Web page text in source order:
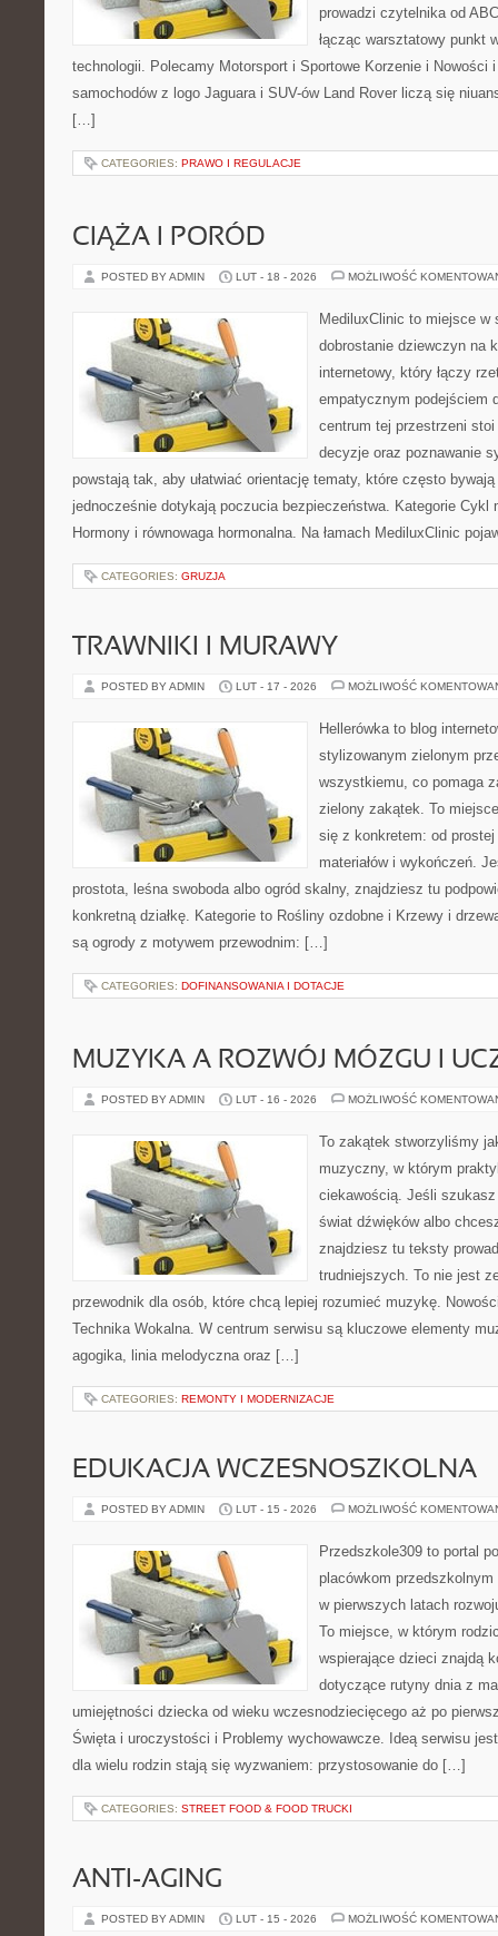
prowadzi czytelnika od
łącząc warsztatowy punkt
technologii. Polecamy Motorsport i Sportowe Korzenie i Nowości
samochodów z logo Jaguara i SUV-ów Land Rover liczą się
[…]
CATEGORIES: PRAWO I REGULACJE
CIĄŻA I PORÓD
POSTED BY ADMIN LUT - 18 - 2026 MOŻLIWOŚĆ
MediluxClinic to miejsce
dobrostanie dziewczyn na
internetowy, który łączy
empatycznym podejściem
centrum tej przestrzeni
decyzje oraz poznawanie
powstają tak, aby ułatwiać orientację tematy, które często
jednocześnie dotykają poczucia bezpieczeństwa. Kategorie Cykl
Hormony i równowaga hormonalna. Na łamach MediluxClinic
CATEGORIES: GRUZJA
TRAWNIKI I MURAWY
POSTED BY ADMIN LUT - 17 - 2026 MOŻLIWOŚĆ
Hellerówka to blog
stylizowanym zielonym
wszystkiemu, co pomaga
zielony zakątek. To
się z konkretem: od
materiałów i wykończeń.
prostota, leśna swoboda albo ogród skalny, znajdziesz tu
konkretną działkę. Kategorie to Rośliny ozdobne i Krzewy i
są ogrody z motywem przewodnim: […]
CATEGORIES: DOFINANSOWANIA I DOTACJE
MUZYKA A ROZWÓJ MÓZGU I
POSTED BY ADMIN LUT - 16 - 2026 MOŻLIWOŚĆ
To zakątek stworzyliśmy
muzyczny, w którym
ciekawością. Jeśli
świat dźwięków albo
znajdziesz tu teksty
trudniejszych. To nie jest
przewodnik dla osób, które chcą lepiej rozumieć muzykę.
Technika Wokalna. W centrum serwisu są kluczowe elementy
agogika, linia melodyczna oraz […]
CATEGORIES: REMONTY I MODERNIZACJE
EDUKACJA WCZESNOSZKOLNA
POSTED BY ADMIN LUT - 15 - 2026 MOŻLIWOŚĆ
Przedszkole309 to portal
placówkom
w pierwszych latach
To miejsce, w którym
wspierające dzieci znajdą
dotyczące rutyny dnia z
umiejętności dziecka od wieku wczesnodziecięcego aż po
Święta i uroczystości i Problemy wychowawcze. Ideą serwisu
dla wielu rodzin stają się wyzwaniem: przystosowanie do […]
CATEGORIES: STREET FOOD & FOOD TRUCKI
ANTI-AGING
POSTED BY ADMIN LUT - 15 - 2026 MOŻLIWOŚĆ